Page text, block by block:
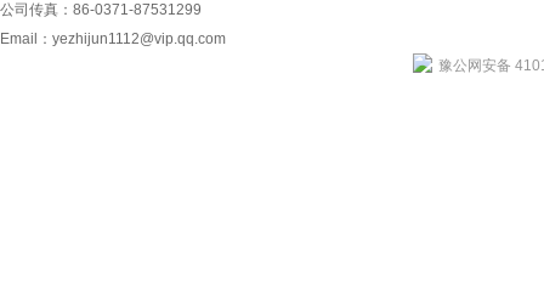
公司传真：86-0371-87531299
Email： yezhijun1112@vip.qq.com
豫公网安备